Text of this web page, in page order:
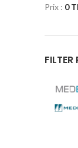
Prix : 0
FILTER